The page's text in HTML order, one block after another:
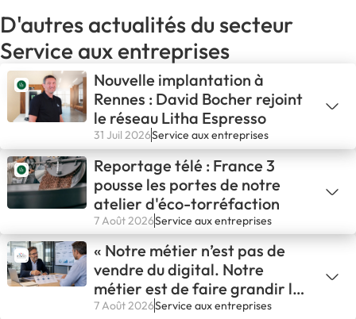
D'autres actualités du secteur
Service aux entreprises
Nouvelle implantation à
Rennes : David Bocher rejoint
le réseau Litha Espresso
31 Juil 2026Service aux entreprises
Reportage télé : France 3
pousse les portes de notre
atelier d'éco-torréfaction
7 Août 2026Service aux entreprises
« Notre métier n’est pas de
vendre du digital. Notre
métier est de faire grandir les
entreprises. »
7 Août 2026Service aux entreprises